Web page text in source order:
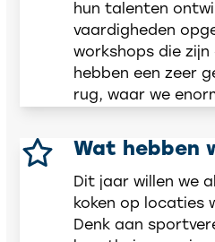
hun talenten
vaardigheden
workshops die
hebben een zeer
rug, waar we
Wat hebben
Dit jaar willen we
koken op locaties
Denk aan